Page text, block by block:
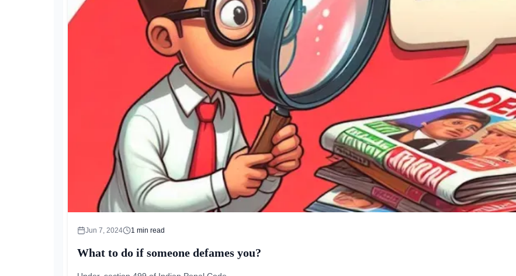
Jun 7, 2024 1 min read
What to do if someone defames you?